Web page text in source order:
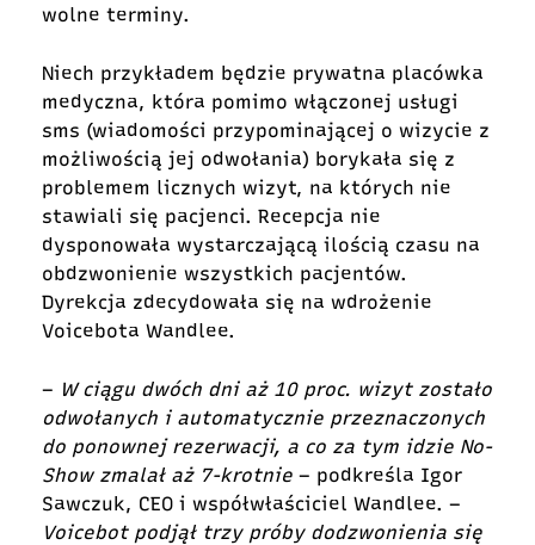
wolne terminy.
Niech przykładem będzie prywatna placówka
medyczna, która pomimo włączonej usługi
sms (wiadomości przypominającej o wizycie z
możliwością jej odwołania) borykała się z
problemem licznych wizyt, na których nie
stawiali się pacjenci. Recepcja nie
dysponowała wystarczającą ilością czasu na
obdzwonienie wszystkich pacjentów.
Dyrekcja zdecydowała się na wdrożenie
Voicebota Wandlee.
– W ciągu dwóch dni aż 10 proc. wizyt zostało
odwołanych i automatycznie przeznaczonych
do ponownej rezerwacji, a co za tym idzie No-
Show zmalał aż 7-krotnie – podkreśla Igor
Sawczuk, CEO i współwłaściciel Wandlee. –
Voicebot podjął trzy próby dodzwonienia się